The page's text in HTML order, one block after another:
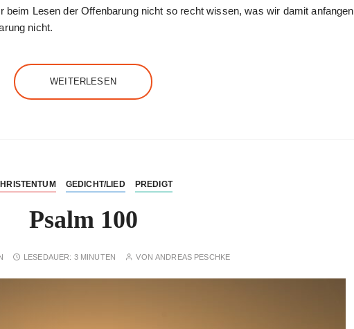
Lesen der Offenbarung nicht so recht wissen, was wir damit anfangen
nicht.
WEITERLESEN
GEDICHT/LIED PREDIGT
Psalm 100
LESEDAUER: 3 MINUTEN VON ANDREAS PESCHKE